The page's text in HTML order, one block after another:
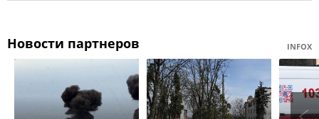
Новости партнеров INFOX